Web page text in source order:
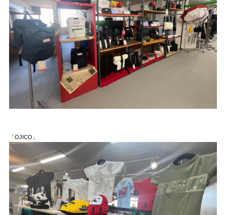
「OJICO」